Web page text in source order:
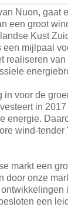
Nuon, gaat
een groot
Kust
mijlpaal
realiseren van
in voor de
in
energie.
wind-
markt een
door onze
een